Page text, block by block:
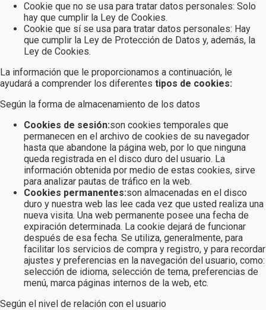
Cookie que no se usa para tratar datos personales: Solo
hay que cumplir la Ley de Cookies.
Cookie que sí se usa para tratar datos personales: Hay
que cumplir la Ley de Protección de Datos y, además, la
Ley de Cookies.
La información que le proporcionamos a continuación, le
ayudará a comprender los diferentes tipos de cookies:
Según la forma de almacenamiento de los datos
Cookies de sesión:son cookies temporales que
permanecen en el archivo de cookies de su navegador
hasta que abandone la página web, por lo que ninguna
queda registrada en el disco duro del usuario. La
información obtenida por medio de estas cookies, sirve
para analizar pautas de tráfico en la web.
Cookies permanentes:son almacenadas en el disco
duro y nuestra web las lee cada vez que usted realiza una
nueva visita. Una web permanente posee una fecha de
expiración determinada. La cookie dejará de funcionar
después de esa fecha. Se utiliza, generalmente, para
facilitar los servicios de compra y registro, y para recordar
ajustes y preferencias en la navegación del usuario, como:
selección de idioma, selección de tema, preferencias de
menú, marca páginas internos de la web, etc.
Según el nivel de relación con el usuario